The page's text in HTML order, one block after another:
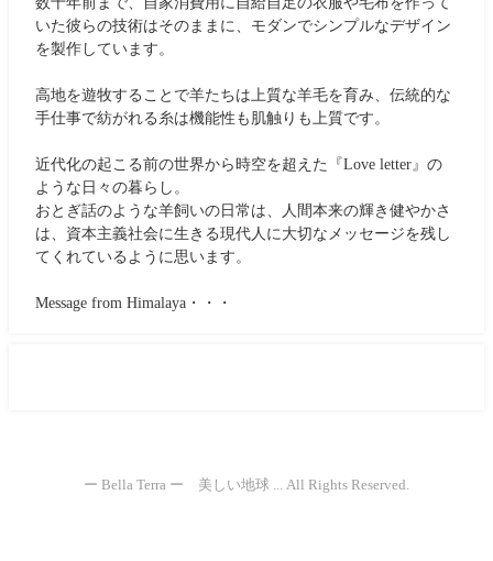
いた彼らの技術はそのままに、モダンでシンプルなデザイン
を製作しています。
高地を遊牧することで羊たちは上質な羊毛を育み、伝統的な
手仕事で紡がれる糸は機能性も肌触りも上質です。
近代化の起こる前の世界から時空を超えた『Love letter』の
ような日々の暮らし。
おとぎ話のような羊飼いの日常は、人間本来の輝き健やかさ
は、資本主義社会に生きる現代人に大切なメッセージを残し
てくれているように思います。
Message from Himalaya・・・
ー Bella Terra ー 美しい地球 ... All Rights Reserved.